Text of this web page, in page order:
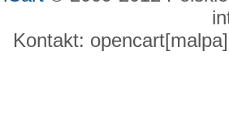
Kontakt: